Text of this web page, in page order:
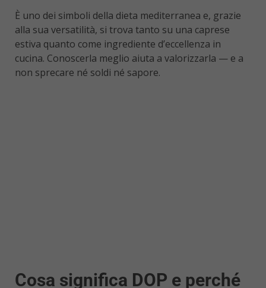
È uno dei simboli della dieta mediterranea e, grazie
alla sua versatilità, si trova tanto su una caprese
estiva quanto come ingrediente d’eccellenza in
cucina. Conoscerla meglio aiuta a valorizzarla — e a
non sprecare né soldi né sapore.
Cosa significa DOP e perché